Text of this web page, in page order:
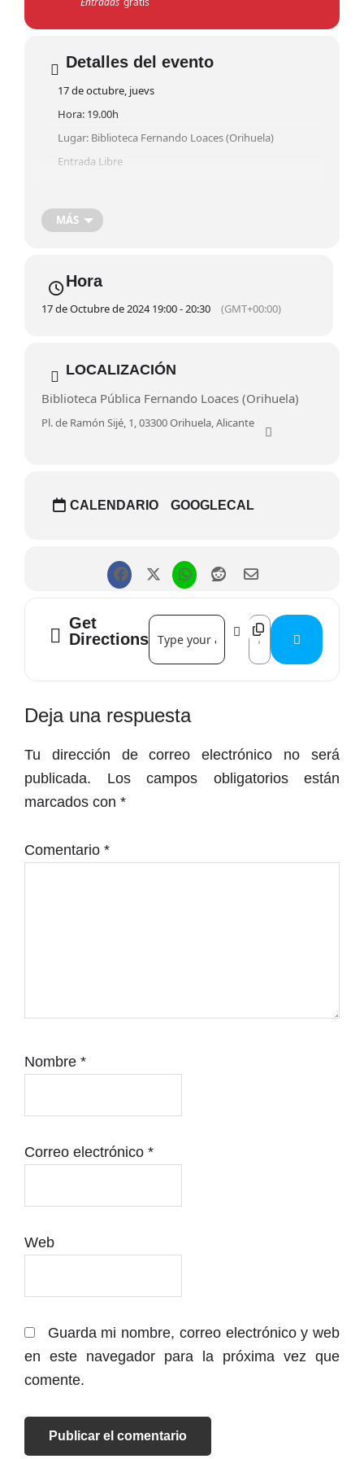
Detalles del evento
17 de octubre, juevs
Hora: 19.00h
Lugar: Biblioteca Fernando Loaces (Orihuela)
Entrada Libre
bocetos del Siglo XVIII, de la vida de San José. Intervienen:
Jorge Belmonte Bas y Elisa Martínez Zerón. Se realizará en
MÁS
Hora
17 de Octubre de 2024 19:00 - 20:30 (GMT+00:00)
LOCALIZACIÓN
Biblioteca Pública Fernando Loaces (Orihuela)
Pl. de Ramón Sijé, 1, 03300 Orihuela, Alicante
CALENDARIO GOOGLECAL
Get
Directions
Address - Arte y memoria []Destination Address
Interacciones
con
los
lectores
Deja una respuesta
Tu dirección de correo electrónico no será
publicada.
Los campos obligatorios están
marcados con *
Comentario *
Nombre *
Correo electrónico *
Web
Guarda mi nombre, correo electrónico y web
en este navegador para la próxima vez que
comente.